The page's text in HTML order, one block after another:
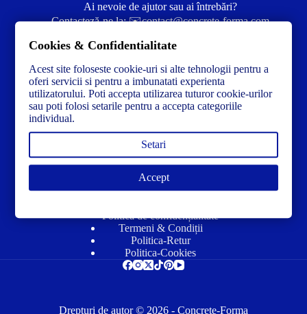
Ai nevoie de ajutor sau ai întrebări?
Contacteză-ne la:✉️contact@concrete-forma.com
Link-uri utile
Politică de confidențialitate
Termeni & Condiții
Politica-Retur
Politica-Cookies
Drepturi de autor © 2026 - Concrete-Forma
Cookies & Confidentialitate
Acest site foloseste cookie-uri si alte tehnologii pentru a
oferi servicii si pentru a imbunatati experienta
utilizatorului. Poti accepta utilizarea tuturor cookie-urilor
sau poti folosi setarile pentru a accepta categoriile
individual.
Setari
Accept